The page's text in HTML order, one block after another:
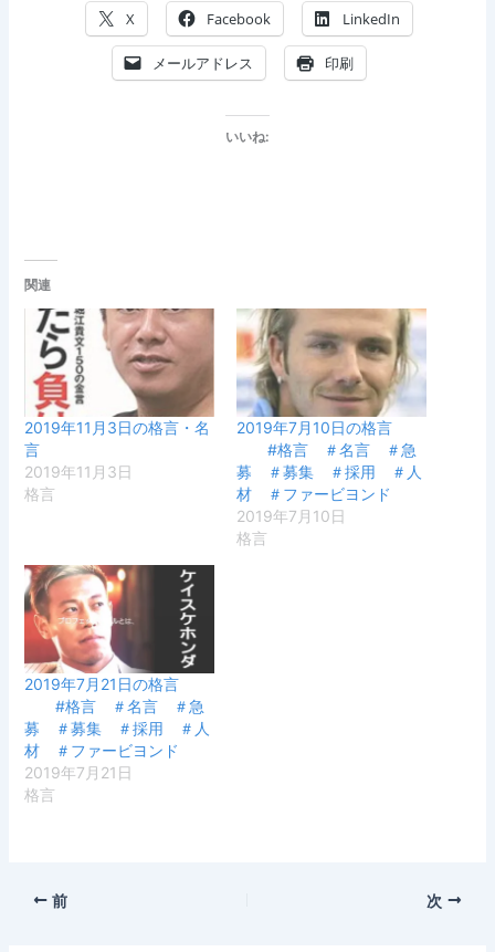
X Facebook LinkedIn
メールアドレス 印刷
いいね:
関連
2019年11月3日の格言・名
言
2019年11月3日
格言
2019年7月10日の格言
#格言 ＃名言 ＃急
募 ＃募集 ＃採用 ＃人
材 ＃ファービヨンド
2019年7月10日
格言
2019年7月21日の格言
#格言 ＃名言 ＃急
募 ＃募集 ＃採用 ＃人
材 ＃ファービヨンド
2019年7月21日
格言
前 次